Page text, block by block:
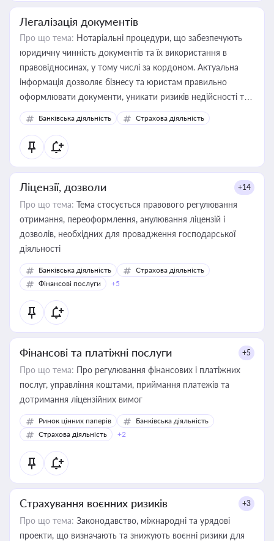
Легалізація документів
Про що тема: Нотаріальні процедури, що забезпечують
юридичну чинність документів та їх використання в
правовідносинах, у тому числі за кордоном. Актуальна
інформація дозволяє бізнесу та юристам правильно
оформлювати документи, уникати ризиків недійсності та
забезпечувати їх належне прийняття органами влади та
контрагентами
Банківська діяльність Страхова діяльність
Ліцензії, дозволи +14
Про що тема: Тема стосується правового регулювання
отримання, переоформлення, анулювання ліцензій і
дозволів, необхідних для провадження господарської
діяльності
Банківська діяльність
Страхова діяльність
Фінансові послуги
+5
Фінансові та платіжні послуги +5
Про що тема: Про регулювання фінансових і платіжних
послуг, управління коштами, приймання платежів та
дотримання ліцензійних вимог
Ринок цінних паперів
Банківська діяльність
Страхова діяльність
+2
Страхування воєнних ризиків +3
Про що тема: Законодавство, міжнародні та урядові
проекти, що визначають та знижують воєнні ризики для